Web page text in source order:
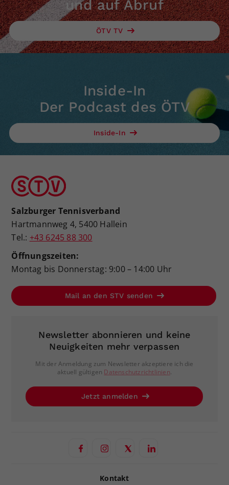
und auf Abruf
ÖTV TV
Inside-In
Der Podcast des ÖTV
Inside-In
Salzburger Tennisverband
Hartmannweg 4, 5400 Hallein
Tel.: +43 6245 88 300
Öffnungszeiten:
Montag bis Donnerstag: 9:00 – 14:00 Uhr
Mail an den STV senden
Newsletter abonnieren und keine
Neuigkeiten mehr verpassen
Mit der Anmeldung zum Newsletter akzeptiere ich die
aktuell gültigen Datenschutzrichtlinien.
Jetzt anmelden
Kontakt